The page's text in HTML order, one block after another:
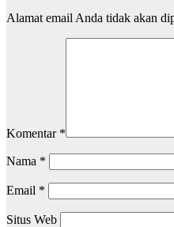
Alamat email Anda tidak akan
Komentar *
Nama *
Email *
Situs Web